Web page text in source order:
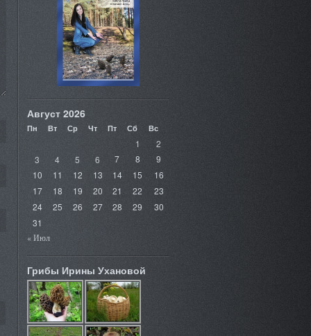
Август 2026
Пн Вт Ср Чт Пт Сб Вс
1
2
3
4 5 6 7 8
9
10
11 12 13 14 15
16
17
18 19 20 21 22
23
24
25 26 27 28 29
30
31
« Июл
Грибы Ирины Ухановой